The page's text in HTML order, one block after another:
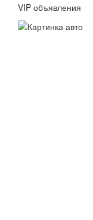
VIP объявления